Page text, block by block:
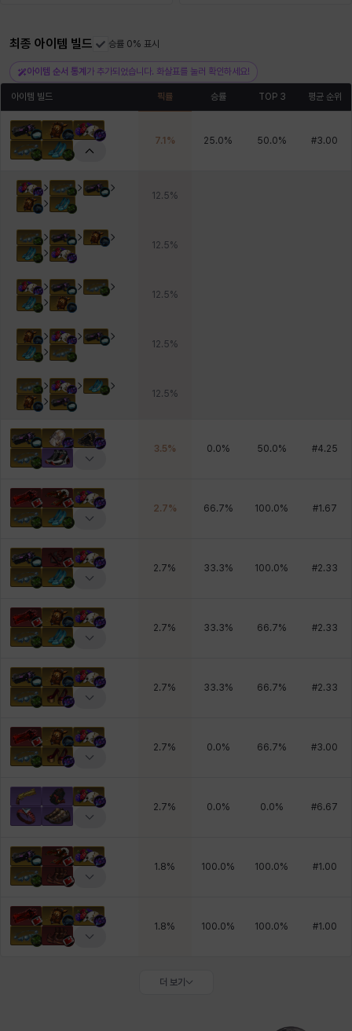
헤이즈 헨리 현우
최종 아이템 빌드 승률 0% 표시
아이템 순서 통계 가 추가되었습니다. 화살표를 눌러 확인하세요!
아이템 빌드 픽률 승률 TOP 3 평균 순위
7.1 % 25.0% 50.0% #3.00
12.5%
12.5%
12.5%
12.5%
12.5%
3.5% 0.0% 50.0% #4.25
2.7% 66.7% 100.0% #1.67
2.7% 33.3% 100.0% #2.33
2.7% 33.3% 66.7% #2.33
2.7% 33.3% 66.7% #2.33
2.7% 0.0% 66.7% #3.00
2.7% 0.0% 0.0% #6.67
1.8% 100.0% 100.0% #1.00
1.8% 100.0% 100.0% #1.00
더 보기